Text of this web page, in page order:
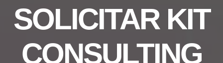
SOLICITAR KIT
CONSULTING